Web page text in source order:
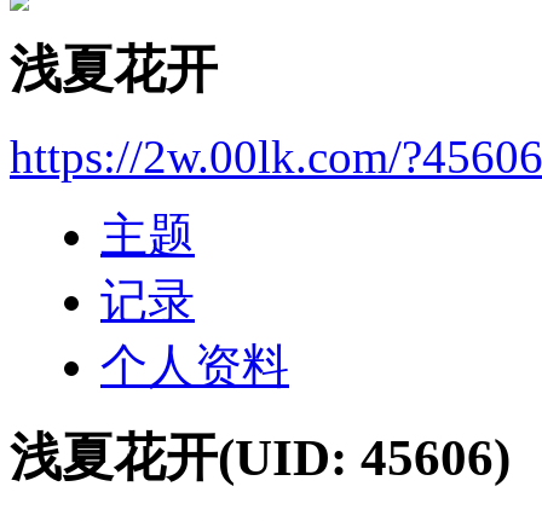
浅夏花开
https://2w.00lk.com/?45606
主题
记录
个人资料
浅夏花开(UID: 45606)